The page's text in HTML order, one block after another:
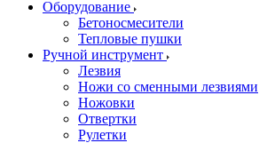
Оборудование
Бетоносмесители
Тепловые пушки
Ручной инструмент
Лезвия
Ножи со сменными лезвиями
Ножовки
Отвертки
Рулетки